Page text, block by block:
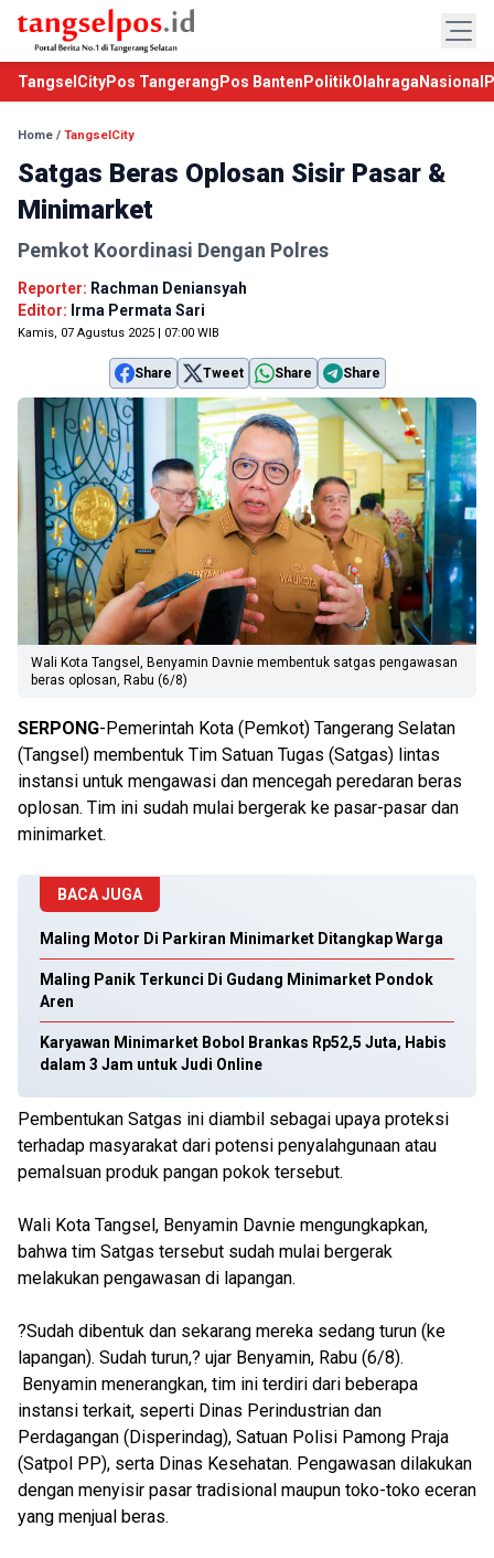
TangselCityPos Tangerang Pos Banten PolitikOlahraga Nasional
Home / TangselCity
Satgas Beras Oplosan Sisir Pasar &
Minimarket
Pemkot Koordinasi Dengan Polres
Reporter: Rachman Deniansyah
Editor: Irma Permata Sari
Kamis, 07 Agustus 2025 | 07:00 WIB
Share Tweet Share Share
Wali Kota Tangsel, Benyamin Davnie membentuk satgas pengawasan
beras oplosan, Rabu (6/8)
SERPONG-Pemerintah Kota (Pemkot) Tangerang Selatan
(Tangsel) membentuk Tim Satuan Tugas (Satgas) lintas
instansi untuk mengawasi dan mencegah peredaran beras
oplosan. Tim ini sudah mulai bergerak ke pasar-pasar dan
minimarket.
BACA JUGA
Maling Motor Di Parkiran Minimarket Ditangkap Warga
Maling Panik Terkunci Di Gudang Minimarket Pondok
Aren
Karyawan Minimarket Bobol Brankas Rp52,5 Juta, Habis
dalam 3 Jam untuk Judi Online
Pembentukan Satgas ini diambil sebagai upaya proteksi
terhadap masyarakat dari potensi penyalahgunaan atau
pemalsuan produk pangan pokok tersebut.
Wali Kota Tangsel, Benyamin Davnie mengungkapkan,
bahwa tim Satgas tersebut sudah mulai bergerak
melakukan pengawasan di lapangan.
?Sudah dibentuk dan sekarang mereka sedang turun (ke
lapangan). Sudah turun,? ujar Benyamin, Rabu (6/8).
Benyamin menerangkan, tim ini terdiri dari beberapa
instansi terkait, seperti Dinas Perindustrian dan
Perdagangan (Disperindag), Satuan Polisi Pamong Praja
(Satpol PP), serta Dinas Kesehatan. Pengawasan dilakukan
dengan menyisir pasar tradisional maupun toko-toko eceran
yang menjual beras.